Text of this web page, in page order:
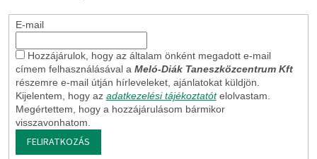
E-mail
Hozzájárulok, hogy az általam önként megadott e-mail
címem felhasználásával a Meló-Diák Taneszközcentrum Kft
részemre e-mail útján hírleveleket, ajánlatokat küldjön.
Kijelentem, hogy az adatkezelési tájékoztatót elolvastam.
Megértettem, hogy a hozzájárulásom bármikor
visszavonhatom.
FELIRATKOZÁS